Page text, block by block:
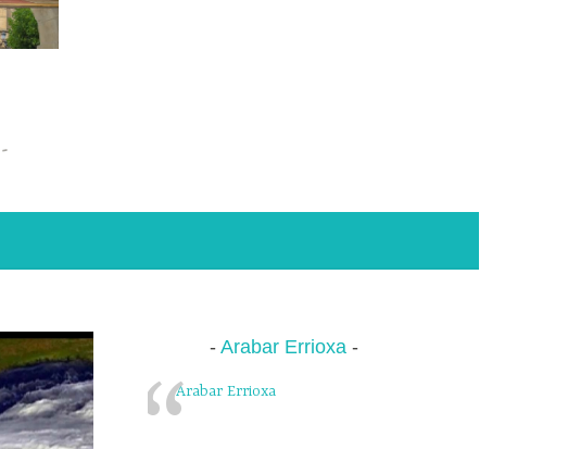
Arabar Errioxa
Arabar Errioxa